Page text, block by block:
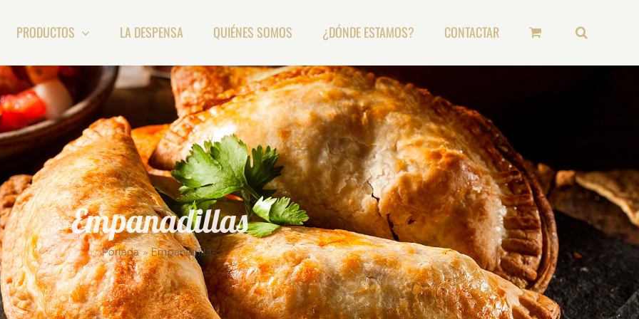
PRODUCTOS LA DESPENSA QUIÉNES SOMOS ¿DÓNDE ESTAMOS? CONTACTAR
Empanadillas
Portada»Empanadillas